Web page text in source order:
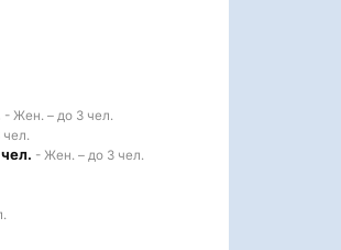
- Жен. – до 3 чел.
- Жен. – до 3 чел.